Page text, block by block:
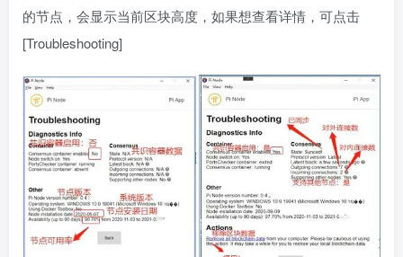
的节点，会显示当前区块高度，如果想查看详情，可点击
[Troubleshooting]